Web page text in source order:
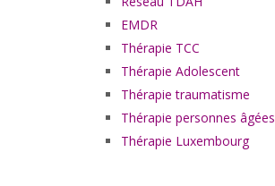
EMDR
Thérapie TCC
Thérapie Adolescent
Thérapie traumatisme
Thérapie personnes âgées
Thérapie Luxembourg